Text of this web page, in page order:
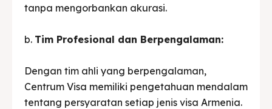
tanpa mengorbankan akurasi.
b. Tim Profesional dan Berpengalaman:
Dengan tim ahli yang berpengalaman,
Centrum Visa memiliki pengetahuan mendalam
tentang persyaratan setiap jenis visa Armenia.